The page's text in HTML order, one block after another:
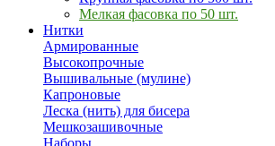
Мелкая фасовка по 50 шт.
Нитки
Армированные
Высокопрочные
Вышивальные (мулине)
Капроновые
Леска (нить) для бисера
Мешкозашивочные
Наборы